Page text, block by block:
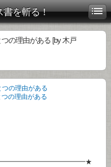
書を斬る！
の理由がある [by 木戸
の理由がある